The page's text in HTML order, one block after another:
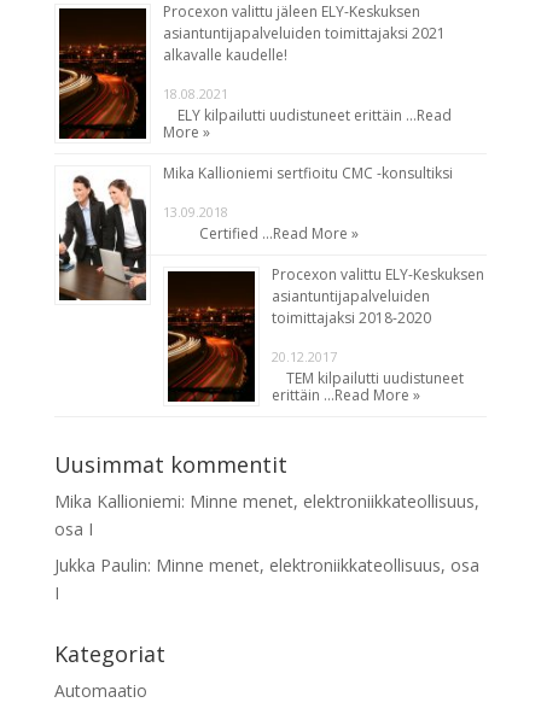
Procexon valittu jäleen ELY-Keskuksen
asiantuntijapalveluiden toimittajaksi 2021
alkavalle kaudelle!
18.08.2021
ELY kilpailutti uudistuneet erittäin …Read
More »
Mika Kallioniemi sertfioitu CMC -konsultiksi
13.09.2018
Certified …Read More »
Procexon valittu ELY-Keskuksen
asiantuntijapalveluiden
toimittajaksi 2018-2020
20.12.2017
TEM kilpailutti uudistuneet
erittäin …Read More »
Uusimmat kommentit
Mika Kallioniemi: Minne menet, elektroniikkateollisuus,
osa I
Jukka Paulin: Minne menet, elektroniikkateollisuus, osa
I
Kategoriat
Automaatio